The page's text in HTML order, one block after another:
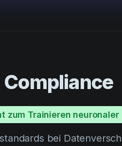
zum Trainieren neuronaler
bei